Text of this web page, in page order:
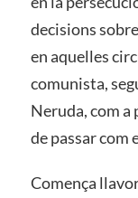
decisions
en aquelles
comunista,
Neruda, com
de passar
Comença